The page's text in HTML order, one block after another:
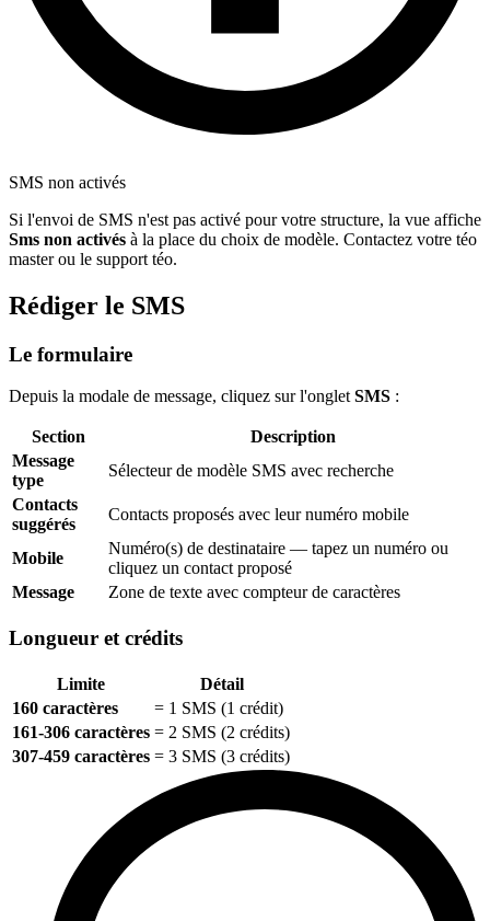
SMS non activés
Si l'envoi de SMS n'est pas activé pour votre structure, la vue affiche
Sms non activés à la place du choix de modèle. Contactez votre téo
master ou le support téo.
Rédiger le SMS
Le formulaire
Depuis la modale de message, cliquez sur l'ongletSMS :
Section
Description
Message
type
Sélecteur de modèle SMS avec recherche
Contacts
suggérés
Contacts proposés avec leur numéro mobile
Mobile
Numéro(s) de destinataire — tapez un numéro ou
cliquez un contact proposé
Message
Zone de texte avec compteur de caractères
Longueur et crédits
Limite
Détail
160 caractères
= 1 SMS (1 crédit)
161-306 caractères = 2 SMS (2 crédits)
307-459 caractères = 3 SMS (3 crédits)